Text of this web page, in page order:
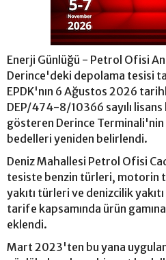
Enerji Günlüğü - Petrol Ofisi
Derince'deki depolama tesisi
EPDK'nın 6 Ağustos 2026
DEP/474-8/10366 sayılı
gösteren Derince
bedelleri yeniden belirlendi.
Deniz Mahallesi Petrol Ofisi
tesiste benzin türleri, motorin
yakıtı türleri ve denizcilik
tarife kapsamında ürün
eklendi.
Mart 2023'ten bu yana